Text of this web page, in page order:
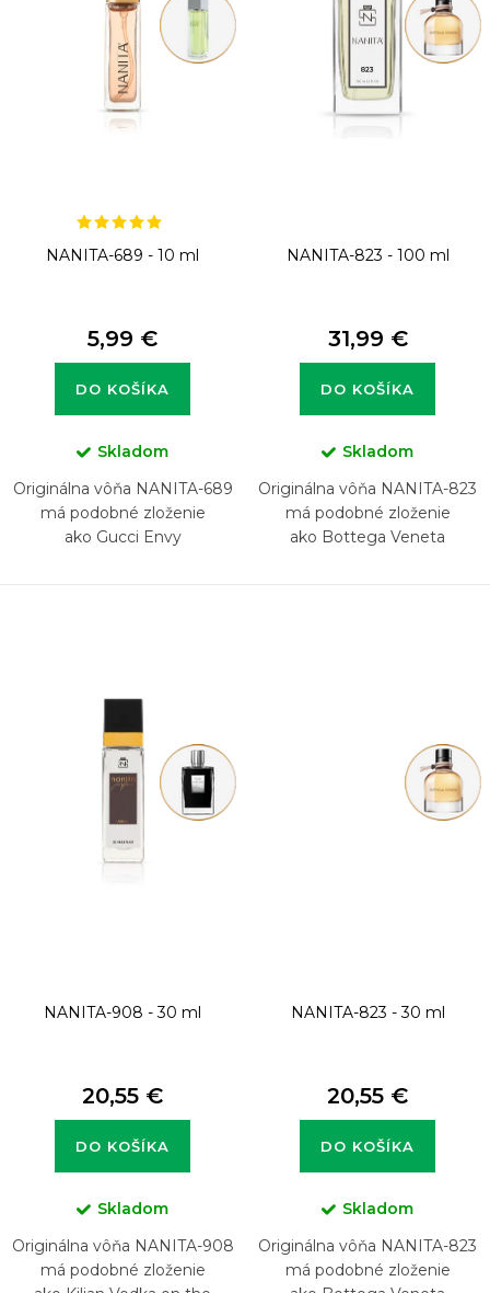
NANITA-689 - 10 ml
5,99 €
DO KOŠÍKA
Skladom
Originálna vôňa NANITA-689
má podobné zloženie
ako Gucci Envy
NANITA-823 - 100 ml
31,99 €
DO KOŠÍKA
Skladom
Originálna vôňa NANITA-823
má podobné zloženie
ako Bottega Veneta
NANITA-908 - 30 ml
20,55 €
DO KOŠÍKA
Skladom
Originálna vôňa NANITA-908
má podobné zloženie
NANITA-823 - 30 ml
20,55 €
DO KOŠÍKA
Skladom
Originálna vôňa NANITA-823
má podobné zloženie